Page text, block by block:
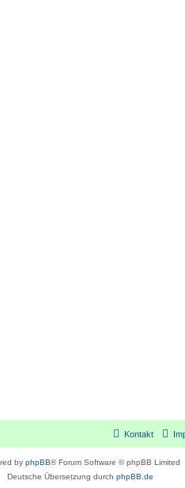
Kontakt
by phpBB® Forum Software © phpBB Limited
Deutsche Übersetzung durch phpBB.de